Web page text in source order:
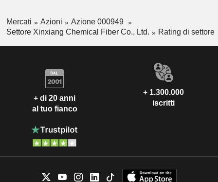
Mercati Azioni
Azione 000949
Settore Xinxiang Chemical Fiber Co., Ltd.
Rating di settore
+ di 20 anni
al tuo fianco
+ 1.300.000
iscritti